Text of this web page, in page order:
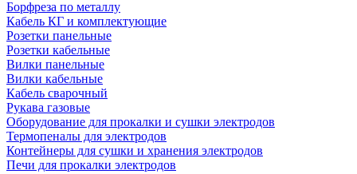
Борфреза по металлу
Кабель КГ и комплектующие
Розетки панельные
Розетки кабельные
Вилки панельные
Вилки кабельные
Кабель сварочный
Рукава газовые
Оборудование для прокалки и сушки электродов
Термопеналы для электродов
Контейнеры для сушки и хранения электродов
Печи для прокалки электродов